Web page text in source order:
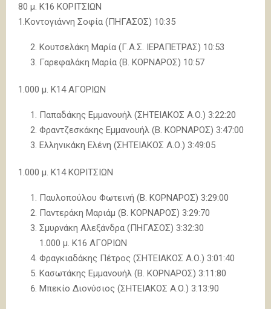
80 μ. Κ16 ΚΟΡΙΤΣΙΩΝ
1.Κοντογιάννη Σοφία (ΠΗΓΑΣΟΣ) 10:35
Κουτσελάκη Μαρία (Γ.Α.Σ. ΙΕΡΑΠΕΤΡΑΣ) 10:53
Γαρεφαλάκη Μαρία (Β. ΚΟΡΝΑΡΟΣ) 10:57
1.000 μ. Κ14 ΑΓΟΡΙΩΝ
Παπαδάκης Εμμανουήλ (ΣΗΤΕΙΑΚΟΣ Α.Ο.) 3:22:20
Φραντζεσκάκης Εμμανουήλ (Β. ΚΟΡΝΑΡΟΣ) 3:47:00
Ελληνικάκη Ελένη (ΣΗΤΕΙΑΚΟΣ Α.Ο.) 3:49:05
1.000 μ. Κ14 ΚΟΡΙΤΣΙΩΝ
Παυλοπούλου Φωτεινή (Β. ΚΟΡΝΑΡΟΣ) 3:29:00
Παντεράκη Μαριάμ (Β. ΚΟΡΝΑΡΟΣ) 3:29:70
Σμυρνάκη Αλεξάνδρα (ΠΗΓΑΣΟΣ) 3:32:30
1.000 μ. Κ16 ΑΓΟΡΙΩΝ
Φραγκιαδάκης Πέτρος (ΣΗΤΕΙΑΚΟΣ Α.Ο.) 3:01:40
Κασωτάκης Εμμανουήλ (Β. ΚΟΡΝΑΡΟΣ) 3:11:80
Μπεκίο Διονύσιος (ΣΗΤΕΙΑΚΟΣ Α.Ο.) 3:13:90